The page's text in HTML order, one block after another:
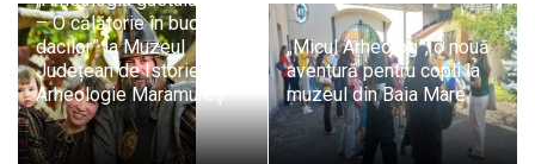
– O călătorie în bucătăria
dacilor” la Muzeul
Județean de Istorie și
Arheologie Maramureș
„Micul Arheolog”, o nouă
aventură pentru copii la
muzeul din Baia Mare